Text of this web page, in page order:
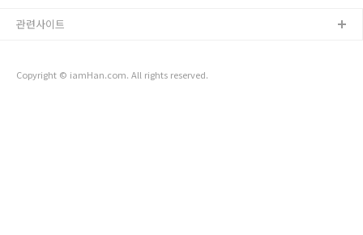
Copyright © iamHan.com. All rights reserved.
관련사이트